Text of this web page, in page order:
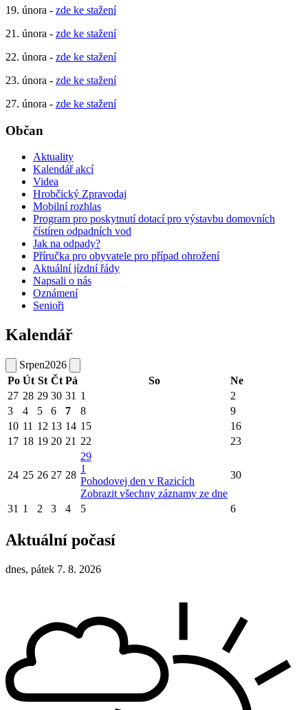
19. února - zde ke stažení
21. února - zde ke stažení
22. února - zde ke stažení
23. února - zde ke stažení
27. února - zde ke stažení
Občan
Aktuality
Kalendář akcí
Videa
Hrobčický Zpravodaj
Mobilní rozhlas
Program pro poskytnutí dotací pro výstavbu domovních
čístíren odpadních vod
Jak na odpady?
Příručka pro obyvatele pro případ ohrožení
Aktuální jízdní řády
Napsali o nás
Oznámení
Senioři
Kalendář
Srpen2026
Po Út St Čt Pá So
Ne
27 28 29 30 31 1
2
3
4 5 6 7 8
9
10 11 12 13 14 15
16
17 18 19 20 21 22 23
24 25 26 27 28
29
1
Pohodovej den v Razicích
Zobrazit všechny záznamy ze dne
30
31 1 2 3 4 5 6
Aktuální počasí
dnes, pátek 7. 8. 2026